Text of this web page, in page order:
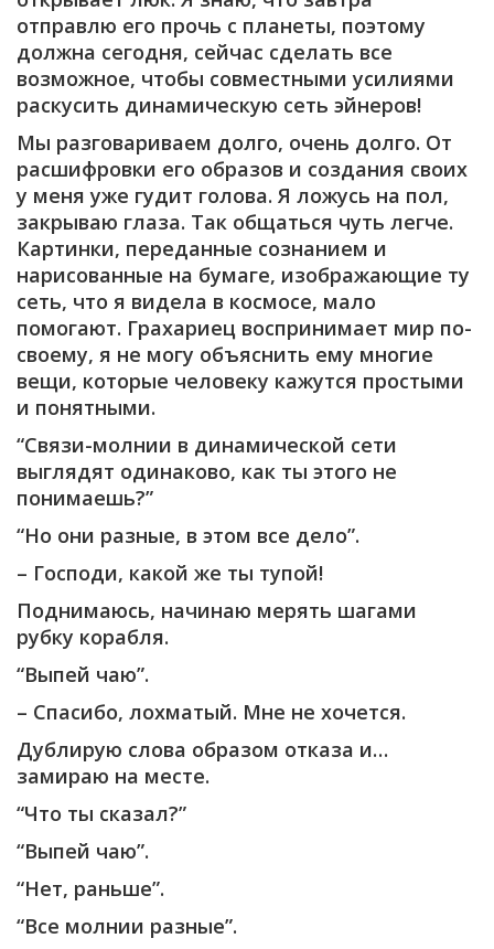
отправлю его прочь с планеты, поэтому
должна сегодня, сейчас сделать все
возможное, чтобы совместными усилиями
раскусить динамическую сеть эйнеров!
Мы разговариваем долго, очень долго. От
расшифровки его образов и создания своих
у меня уже гудит голова. Я ложусь на пол,
закрываю глаза. Так общаться чуть легче.
Картинки, переданные сознанием и
нарисованные на бумаге, изображающие ту
сеть, что я видела в космосе, мало
помогают. Грахариец воспринимает мир по-
своему, я не могу объяснить ему многие
вещи, которые человеку кажутся простыми
и понятными.
“Связи-молнии в динамической сети
выглядят одинаково, как ты этого не
понимаешь?”
“Но они разные, в этом все дело”.
– Господи, какой же ты тупой!
Поднимаюсь, начинаю мерять шагами
рубку корабля.
“Выпей чаю”.
– Спасибо, лохматый. Мне не хочется.
Дублирую слова образом отказа и…
замираю на месте.
“Что ты сказал?”
“Выпей чаю”.
“Нет, раньше”.
“Все молнии разные”.